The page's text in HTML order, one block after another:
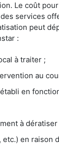
Le coût
services
peut
:
à traiter ;
au
en
à
etc.) en raison